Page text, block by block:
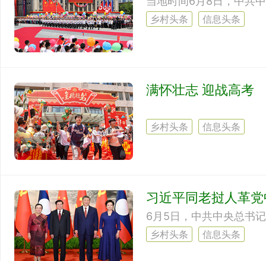
乡村头条 信息头条
满怀壮志 迎战高考
乡村头条 信息头条
习近平同老挝人革
乡村头条 信息头条